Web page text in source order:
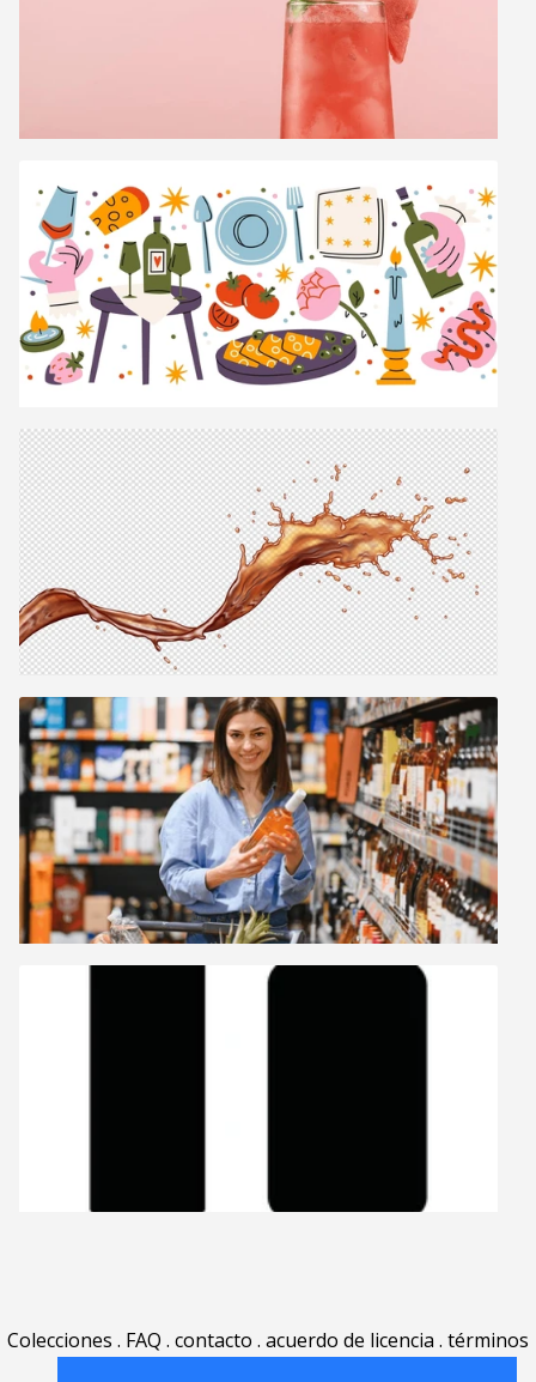
Colecciones . FAQ . contacto . acuerdo de licencia . términos